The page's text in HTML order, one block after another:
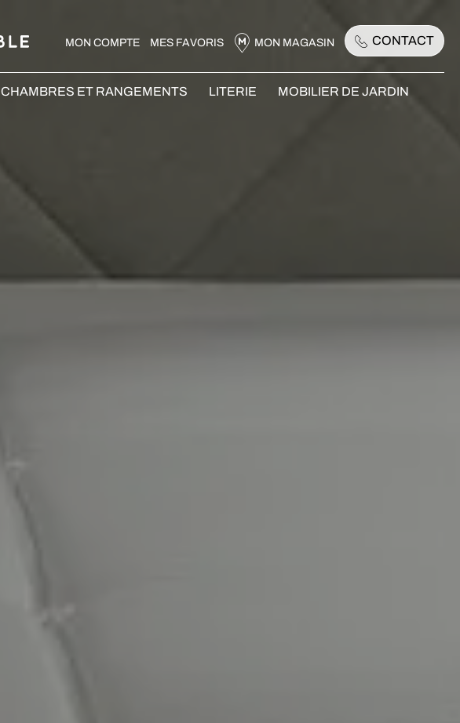
MON COMPTE MES FAVORIS MON MAGASIN CONTACT
CHAMBRES ET RANGEMENTS LITERIE MOBILIER DE JARDIN